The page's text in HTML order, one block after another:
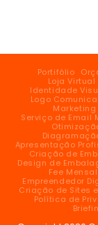
Portifólio
Loja
Identidade
Logo
Serviço de Email
Apresentação
Criação de
Design de
Fee Mensal
Empreendedor
Criação de Sites
Política de